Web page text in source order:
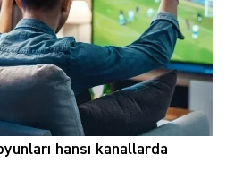
hansı kanallarda